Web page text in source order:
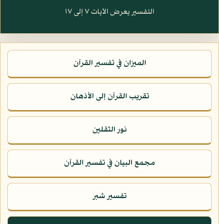
التفسير يعرض الآيات ٧ إلى ١٧
الميزان في تفسير القرآن
تقريب القرآن إلى الأذهان
نور الثقلين
مجمع البيان في تفسير القرآن
تفسير شبر